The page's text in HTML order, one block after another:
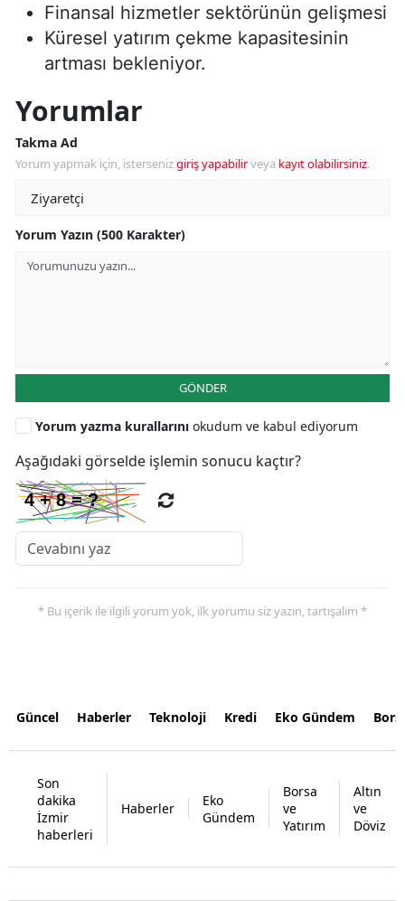
Finansal hizmetler sektörünün gelişmesi
Küresel yatırım çekme kapasitesinin
artması bekleniyor.
Yorumlar
Takma Ad
Yorum yapmak için, istersenizgiriş yapabilirveya kayıt olabilirsiniz.
Yorum Yazın (500 Karakter)
GÖNDER
Yorum yazma kurallarını okudum ve kabul ediyorum
Aşağıdaki görselde işlemin sonucu kaçtır?
* Bu içerik ile ilgili yorum yok, ilk yorumu siz yazın, tartışalım *
Güncel Haberler Teknoloji Kredi Eko Gündem
Son
dakika
İzmir
haberleri
Haberler
Eko
Gündem
Borsa
ve
Yatırım
Altın
ve
Döviz